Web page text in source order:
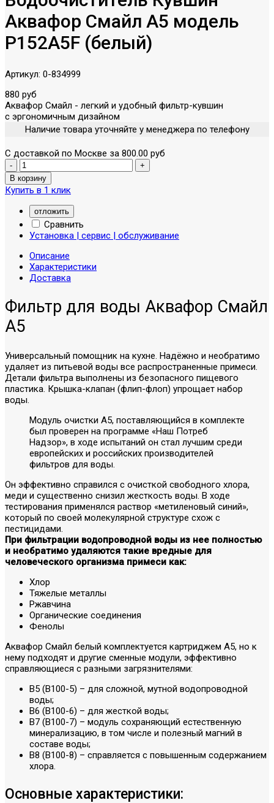
Аквафор Смайл А5 модель
Р152А5F (белый)
Артикул: 0-834999
880 руб
Аквафор Смайл - легкий и удобный фильтр-кувшин
с эргономичным дизайном
Наличие товара уточняйте у менеджера по телефону
С доставкой по Москве за 800.00 руб
Купить в 1 клик
отложить
Сравнить
Установка | сервис | обслуживание
Описание
Характеристики
Доставка
Фильтр для воды Аквафор Смайл
А5
Универсальный помощник на кухне. Надёжно и необратимо
удаляет из питьевой воды все распространенные примеси.
Детали фильтра выполнены из безопасного пищевого
пластика. Крышка-клапан (флип-флоп) упрощает набор
воды.
Модуль очистки А5, поставляющийся в комплекте
был проверен на программе «Наш Потреб
Надзор», в ходе испытаний он стал лучшим среди
европейских и российских производителей
фильтров для воды.
Он эффективно справился с очисткой свободного хлора,
меди и существенно снизил жесткость воды. В ходе
тестирования применялся раствор «метиленовый синий»,
который по своей молекулярной структуре схож с
пестицидами.
При фильтрации водопроводной воды из нее полностью
и необратимо удаляются такие вредные для
человеческого организма примеси как:
Хлор
Тяжелые металлы
Ржавчина
Органические соединения
Фенолы
Аквафор Смайл белый комплектуется картриджем А5, но к
нему подходят и другие сменные модули, эффективно
справляющиеся с разными загрязнителями:
В5 (В100-5) – для сложной, мутной водопроводной
воды;
В6 (В100-6) – для жесткой воды;
В7 (В100-7) – модуль сохраняющий естественную
минерализацию, в том числе и полезный магний в
составе воды;
В8 (В100-8) – справляется с повышенным содержанием
хлора.
Основные характеристики: